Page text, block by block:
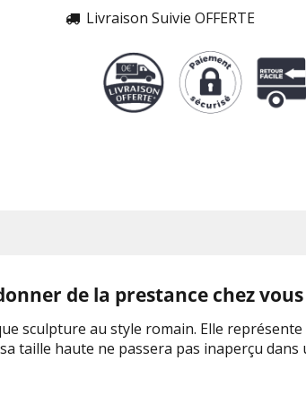
 Livraison Suivie OFFERTE
de la prestance chez vous
sculpture au style romain. Elle
taille haute ne passera pas inaperçu dans